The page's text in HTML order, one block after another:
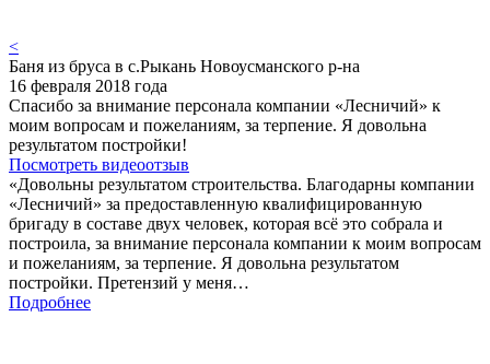
<
Баня из бруса в с.Рыкань Новоусманского р-на
16 февраля 2018 года
Спасибо за внимание персонала компании «Лесничий» к
моим вопросам и пожеланиям, за терпение. Я довольна
результатом постройки!
Посмотреть видеоотзыв
«Довольны результатом строительства. Благодарны компании
«Лесничий» за предоставленную квалифицированную
бригаду в составе двух человек, которая всё это собрала и
построила, за внимание персонала компании к моим вопросам
и пожеланиям, за терпение. Я довольна результатом
постройки. Претензий у меня…
Подробнее